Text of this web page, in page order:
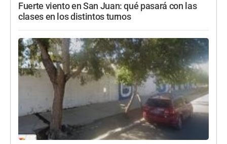
Fuerte viento en San Juan: qué pasará con las
clases en los distintos turnos